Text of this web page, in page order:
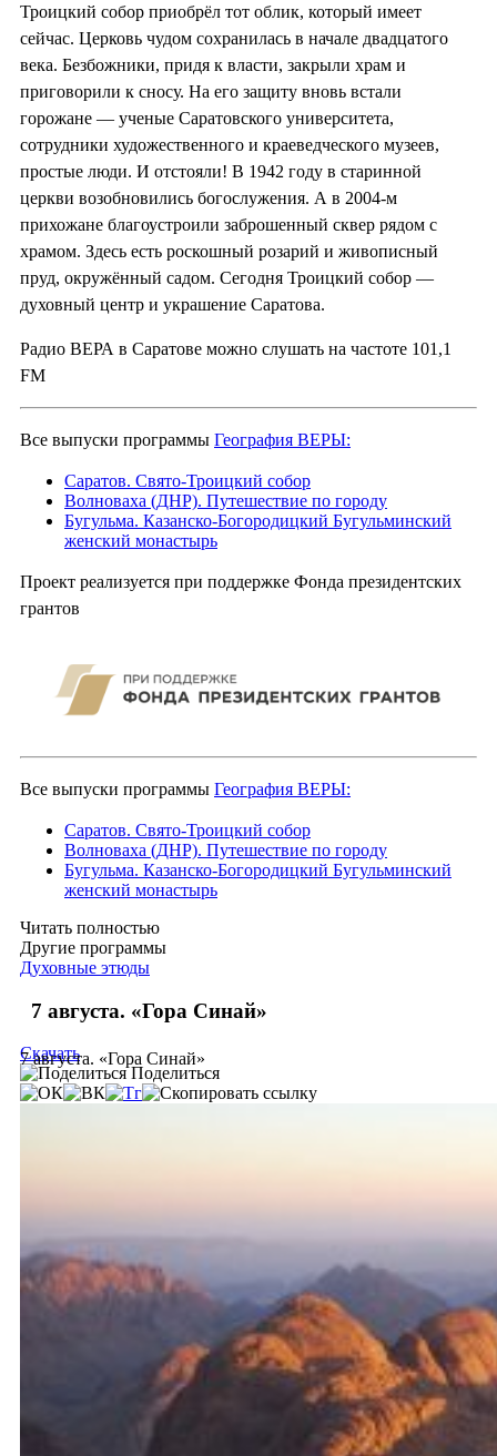
Троицкий собор приобрёл тот облик, который имеет
сейчас. Церковь чудом сохранилась в начале двадцатого
века. Безбожники, придя к власти, закрыли храм и
приговорили к сносу. На его защиту вновь встали
горожане — ученые Саратовского университета,
сотрудники художественного и краеведческого музеев,
простые люди. И отстояли! В 1942 году в старинной
церкви возобновились богослужения. А в 2004-м
прихожане благоустроили заброшенный сквер рядом с
храмом. Здесь есть роскошный розарий и живописный
пруд, окружённый садом. Сегодня Троицкий собор —
духовный центр и украшение Саратова.
Радио ВЕРА в Саратове можно слушать на частоте 101,1
FM
Все выпуски программы География ВЕРЫ:
Саратов. Свято-Троицкий собор
Волноваха (ДНР). Путешествие по городу
Бугульма. Казанско-Богородицкий Бугульминский
женский монастырь
Проект реализуется при поддержке Фонда президентских
грантов
Все выпуски программы География ВЕРЫ:
Саратов. Свято-Троицкий собор
Волноваха (ДНР). Путешествие по городу
Бугульма. Казанско-Богородицкий Бугульминский
женский монастырь
Читать полностью
Другие программы
Духовные этюды
7 августа. «Гора Синай»
7 августа. «Гора Синай»
Скачать
Поделиться